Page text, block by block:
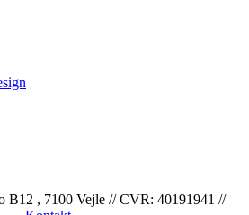
B12 , 7100 Vejle // CVR: 40191941 //